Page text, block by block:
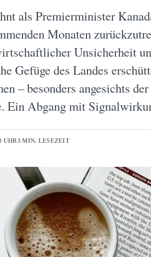
als Premierminister
Monaten
Unsicherheit
Gefüge des Landes
– besonders angesichts
Ein Abgang mit
UHR3 MIN. LESEZEIT